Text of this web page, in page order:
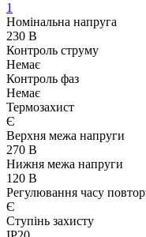
1
Номінальна напруга
230 В
Контроль струму
Немає
Контроль фаз
Немає
Термозахист
Є
Верхня межа напруги
270 В
Нижня межа напруги
120 В
Регулювання часу
Є
Ступінь захисту